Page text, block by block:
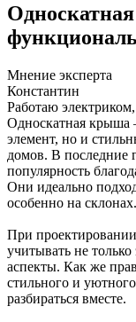
Мнение эксперта
Константин
Работаю
Односкатная крыша
элемент, но и
домов. В последние
популярность
Они идеально
особенно на склонах.
При
учитывать не
аспекты. Как же
стильного и
разбираться вместе.